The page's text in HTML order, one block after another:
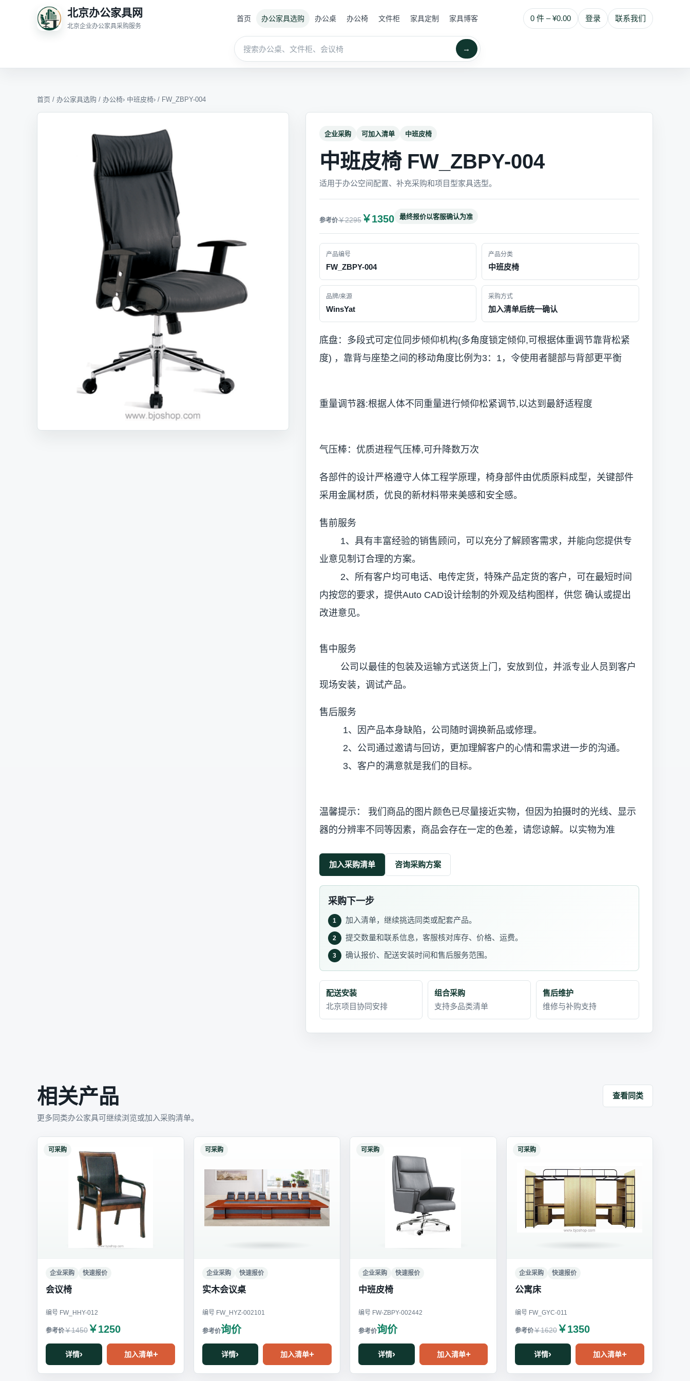
北京办公家具网
北京企业办公家具采购服务
0 件 – ¥0.00 登录 联系我们
首页 办公家具选购 办公桌 办公椅 文件柜 家具定制 家具博客
→
首页 / 办公家具选购 / 办公椅› 中班皮椅› / FW_ZBPY-004
企业采购 可加入清单 中班皮椅
中班皮椅 FW_ZBPY-004
适用于办公空间配置、补充采购和项目型家具选型。
￥2295￥1350 最终报价以客服确认为准
产品编号
FW_ZBPY-004
产品分类
中班皮椅
品牌/来源
WinsYat
采购方式
加入清单后统一确认
底盘：多段式可定位同步倾仰机构(多角度锁定倾仰,可根据体重调节靠背松紧
度) ，靠背与座垫之间的移动角度比例为3：1，令使用者腿部与背部更平衡
重量调节器:根据人体不同重量进行倾仰松紧调节,以达到最舒适程度
气压棒：优质进程气压棒,可升降数万次
各部件的设计严格遵守人体工程学原理，椅身部件由优质原料成型，关键部件
采用金属材质，优良的新材料带来美感和安全感。
售前服务
1、具有丰富经验的销售顾问，可以充分了解顾客需求，并能向您提供专
业意见制订合理的方案。
2、所有客户均可电话、电传定货，特殊产品定货的客户，可在最短时间
内按您的要求，提供Auto CAD设计绘制的外观及结构图样，供您 确认或提出
改进意见。
售中服务
公司以最佳的包装及运输方式送货上门，安放到位，并派专业人员到客户
现场安装，调试产品。
售后服务
1、因产品本身缺陷，公司随时调换新品或修理。
2、公司通过邀请与回访，更加理解客户的心情和需求进一步的沟通。
3、客户的满意就是我们的目标。
温馨提示： 我们商品的图片颜色已尽量接近实物，但因为拍摄时的光线、显示
器的分辨率不同等因素，商品会存在一定的色差，请您谅解。以实物为准
加入采购清单 咨询采购方案
采购下一步
1 加入清单，继续挑选同类或配套产品。
2 提交数量和联系信息，客服核对库存、价格、运费。
3 确认报价、配送安装时间和售后服务范围。
配送安装
北京项目协同安排
组合采购
支持多品类清单
售后维护
维修与补购支持
相关产品
更多同类办公家具可继续浏览或加入采购清单。
查看同类
可采购
企业采购 快速报价
会议椅
编号 FW_HHY-012
￥1450 ￥1250
详情 加入清单
可采购
企业采购 快速报价
实木会议桌
编号 FW_HYZ-002101
询价
详情 加入清单
可采购
企业采购 快速报价
中班皮椅
编号 FW-ZBPY-002442
询价
详情 加入清单
可采购
企业采购 快速报价
公寓床
编号 FW_GYC-011
￥1620￥1350
详情 加入清单